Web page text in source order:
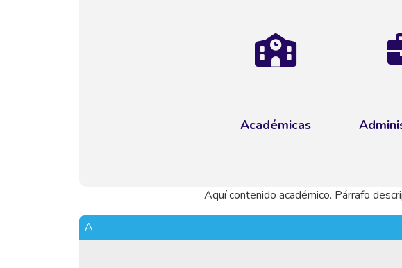
Académicas
Aquí contenido académico. Párrafo
A